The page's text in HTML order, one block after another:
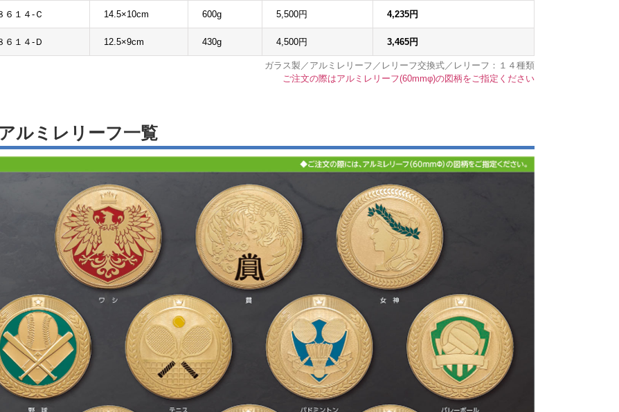
６１４-Ｃ 14.5×10cm 600g 5,500円 4,235円
６１４-Ｄ 12.5×9cm 430g 4,500円 3,465円
ガラス製／アルミレリーフ／レリーフ交換式／レリーフ：１４種類
ご注文の際はアルミレリーフ(60mmφ)の図柄をご指定ください
ルミレリーフ一覧
arrows to review and enter to go to the desired page. Touch device users, explore by touch or with swipe gestures.